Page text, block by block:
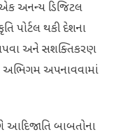
એક અનન્ય ડિજિટલ
પોર્ટલ થકી દેશના
અને સશક્તિકરણ
અભિગમ અપનાવવામાં
આદિજાતિ બાબતોના